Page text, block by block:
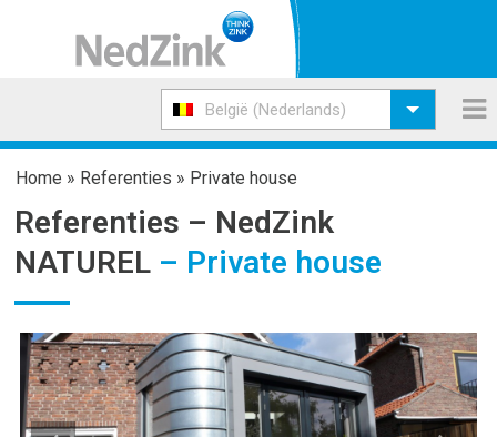
België (Nederlands)
Home » Referenties » Private house
Referenties – NedZink
NATUREL – Private house